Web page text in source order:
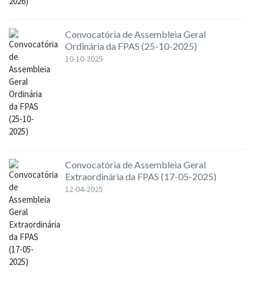
Convocatória de Assembleia Geral
Ordinária da FPAS (25-10-2025)
10-10-2025
Convocatória de Assembleia Geral
Extraordinária da FPAS (17-05-2025)
12-04-2025